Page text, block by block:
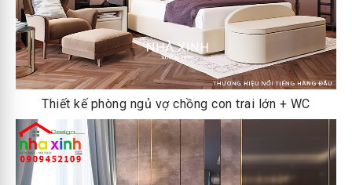
Thiết kế phòng ngủ vợ chồng con trai lớn + WC